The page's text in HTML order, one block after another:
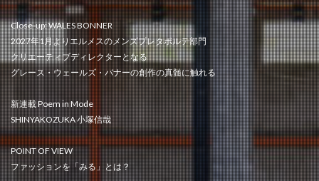
Close-up: WALES BONNER
2027年1月よりエルメスのメンズプレタポルテ部門
クリエーティブディレクターとなる
グレース・ウェールズ・バナーの創作の真髄に触れる
新連載 Poem in Mode
SHINYAKOZUKA 小塚信哉
POINT OF VIEW
ファッションを「みる」とは？